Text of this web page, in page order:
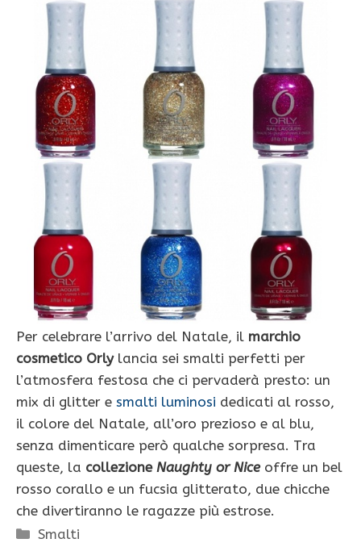
Per celebrare l’arrivo del Natale, il marchio
cosmetico Orlylancia sei smalti perfetti per
l’atmosfera festosa che ci pervaderà presto: un
mix di glitter e smalti luminosi dedicati al rosso,
il colore del Natale, all’oro prezioso e al blu,
senza dimenticare però qualche sorpresa. Tra
queste, la collezione Naughty or Niceoffre un bel
rosso corallo e un fucsia glitterato, due chicche
che divertiranno le ragazze più estrose.
Categorie
Smalti